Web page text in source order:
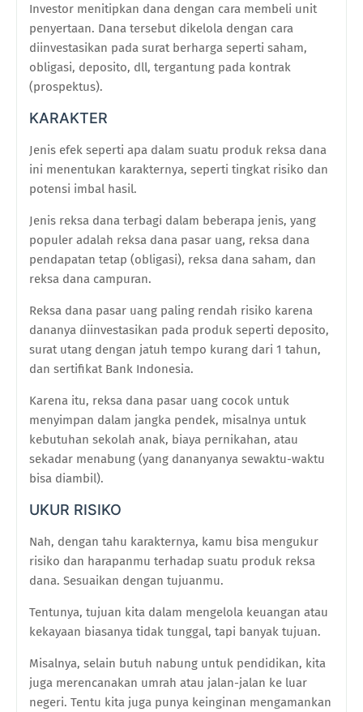
Investor menitipkan dana dengan cara membeli unit
penyertaan. Dana tersebut dikelola dengan cara
diinvestasikan pada surat berharga seperti saham,
obligasi, deposito, dll, tergantung pada kontrak
(prospektus).
KARAKTER
Jenis efek seperti apa dalam suatu produk reksa dana
ini menentukan karakternya, seperti tingkat risiko dan
potensi imbal hasil.
Jenis reksa dana terbagi dalam beberapa jenis, yang
populer adalah reksa dana pasar uang, reksa dana
pendapatan tetap (obligasi), reksa dana saham, dan
reksa dana campuran.
Reksa dana pasar uang paling rendah risiko karena
dananya diinvestasikan pada produk seperti deposito,
surat utang dengan jatuh tempo kurang dari 1 tahun,
dan sertifikat Bank Indonesia.
Karena itu, reksa dana pasar uang cocok untuk
menyimpan dalam jangka pendek, misalnya untuk
kebutuhan sekolah anak, biaya pernikahan, atau
sekadar menabung (yang dananyanya sewaktu-waktu
bisa diambil).
UKUR RISIKO
Nah, dengan tahu karakternya, kamu bisa mengukur
risiko dan harapanmu terhadap suatu produk reksa
dana. Sesuaikan dengan tujuanmu.
Tentunya, tujuan kita dalam mengelola keuangan atau
kekayaan biasanya tidak tunggal, tapi banyak tujuan.
Misalnya, selain butuh nabung untuk pendidikan, kita
juga merencanakan umrah atau jalan-jalan ke luar
negeri. Tentu kita juga punya keinginan mengamankan